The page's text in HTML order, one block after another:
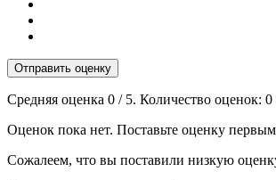
Отправить оценку
Средняя оценка 0 / 5. Количество оценок: 0
Оценок пока нет. Поставьте оценку
Сожалеем, что вы поставили низкую